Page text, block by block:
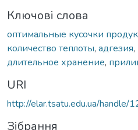
Ключові слова
оптимальные кусочки
количество теплоты, адгезия,
длительное хранение,
URI
http://elar.tsatu.edu.ua/
Зібрання